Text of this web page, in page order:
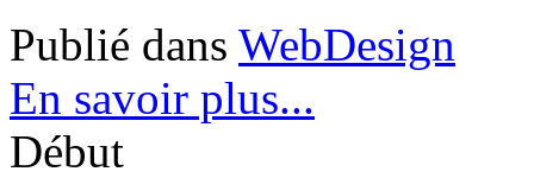
Publié dans WebDesign
En savoir plus...
Début